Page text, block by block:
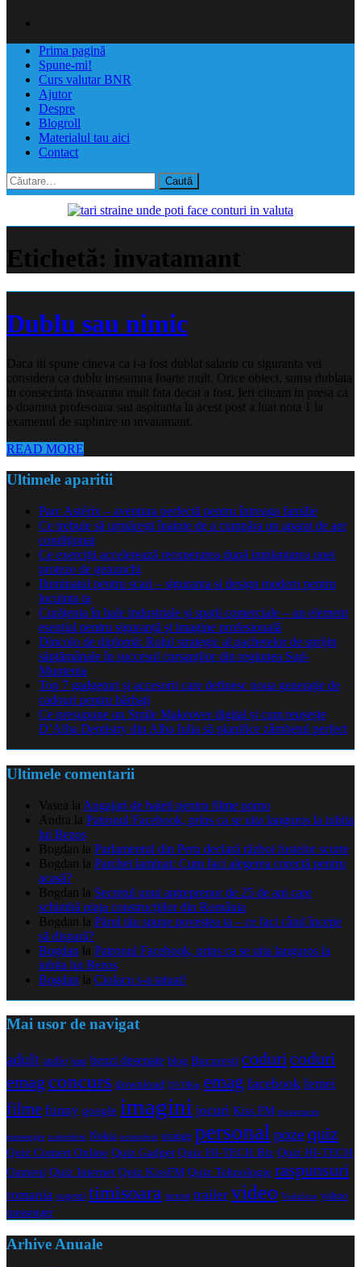
Prima pagină
Spune-mi!
Curs valutar BNR
Ajutor
Despre
Blogroll
Materialul tau aici
Contact
Caută
după:
Etichetă: invatamant
Dublu sau nimic
Daca iti spune cineva ca i-a fost dublat salariu cu siguranta vei
considera ca dublu inseamna foarte mult. Orice obiect, suma dublata
in consecinta inseamna mult fata decat a fost. Ieri citeam in presa ca
o doamna profesoara sau aspiranta la acest post a luat nota 1 la
examenul de suplinire in invatamant.
READ MORE
Ultimele aparitii
Parc Astérix – aventura perfectă pentru întreaga familie
Ce trebuie să urmărești înainte de a cumpăra un aparat de aer
condiționat
Ce exerciții accelerează recuperarea după implantarea unei
proteze de genunchi
Iluminatul pentru scari – siguranta si design modern pentru
locuinta ta
Curățenia în hale industriale și spații comerciale – un element
esențial pentru siguranță și imagine profesională
Dincolo de diplomă: Rolul strategic al pachetelor de sprijin
săptămânale în succesul cursanților din regiunea Sud-
Muntenia
Top 7 gadgeturi și accesorii care definesc noua generație de
cadouri pentru bărbați
Ce presupune un Smile Makeover digital și cum reușește
D’Alba Dentistry din Alba Iulia să planifice zâmbetul perfect
Ultimele comentarii
Vasea la Angajari de baieti pentru filme porno
Andra la Patronul Facebook, prins ca se uita languros la iubita
lui Bezos
Bogdan la Parlamentul din Peru declară război fustelor scurte
Bogdan la Parchet laminat: Cum faci alegerea corectă pentru
acasă?
Bogdan la Secretul unui antreprenor de 25 de ani care
schimbă piața construcțiilor din România
Bogdan la Părul tău spune povestea ta – ce faci când începe
să dispară?
Bogdan la Patronul Facebook, prins ca se uita languros la
iubita lui Bezos
Bogdan la Ciolacu s-a tatuat!
Mai usor de navigat
adult audio bani benzi desenate blog Bucuresti coduricoduri
emag concurs download DVDRip emag facebook femei
filme funny google imagini jocuri Kiss FM maramures
messenger noiembrie Nokia octombrie orange personal pozequiz
Quiz Comert Online Quiz Gadget Quiz HI-TECH Biz Quiz HI-TECH
Oameni Quiz Internet Quiz KissFM Quiz Tehnologie raspunsuri
romania sugestii timisoara torrent trailer video Vodafone yahoo
messenger
Arhive Anuale